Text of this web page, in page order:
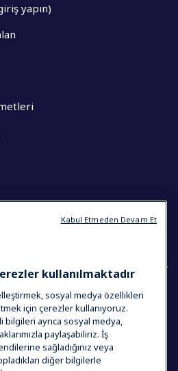
yapın)
LANGUAGE
TÜRKIYE
kullanılmaktadır
sosyal medya özellikleri
için çerezler kullanıyoruz.
bilgileri ayrıca sosyal medya,
paylaşabiliriz. İş
sağladığınız veya
diğer bilgilerle
Kabul Etmeden Devam Et